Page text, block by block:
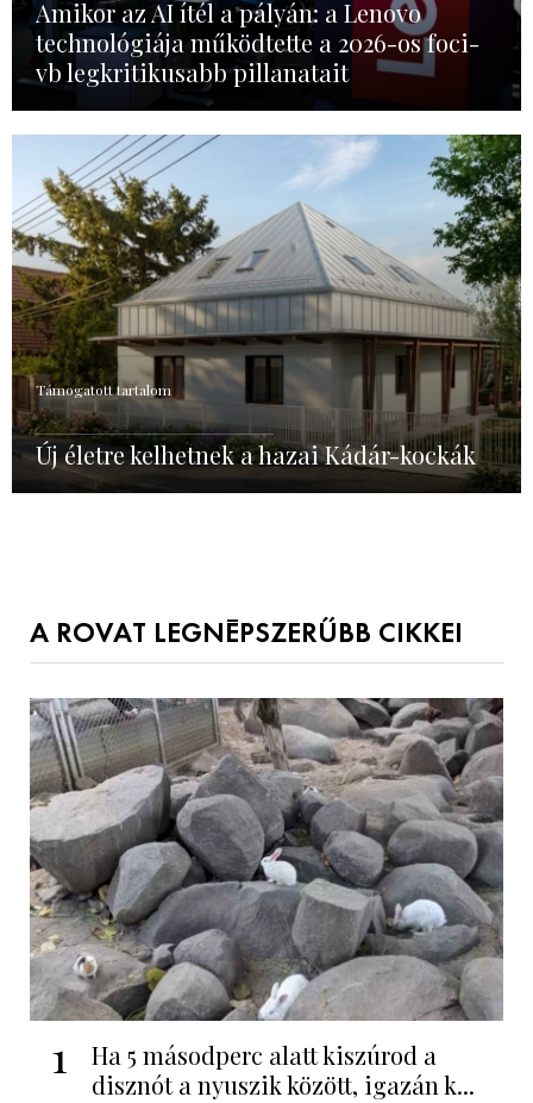
Amikor az AI ítél a pályán: a Lenovo
technológiája működtette a 2026-os foci-
vb legkritikusabb pillanatait
Támogatott tartalom
Új életre kelhetnek a hazai Kádár-kockák
A ROVAT LEGNÉPSZERŰBB CIKKEI
1
Ha 5 másodperc alatt kiszúrod a
disznót a nyuszik között, igazán k...